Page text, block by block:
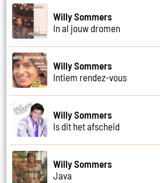
Willy Sommers
In al jouw dromen
Willy Sommers
Intiem rendez-vous
Willy Sommers
Is dit het afscheid
Willy Sommers
Java